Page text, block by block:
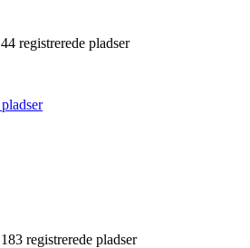
44 registrerede pladser
pladser
183 registrerede pladser